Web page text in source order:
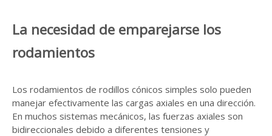
La necesidad de emparejarse los
rodamientos
Los rodamientos de rodillos cónicos simples solo pueden
manejar efectivamente las cargas axiales en una dirección.
En muchos sistemas mecánicos, las fuerzas axiales son
bidireccionales debido a diferentes tensiones y